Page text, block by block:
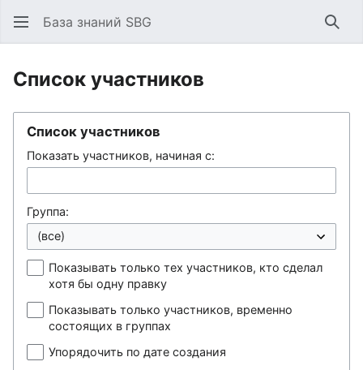
База знаний SBG
Список участников
Список участников
Показать участников, начиная с:
Группа:
Показывать только тех участников, кто сделал
хотя бы одну правку
Показывать только участников, временно
состоящих в группах
Упорядочить по дате создания